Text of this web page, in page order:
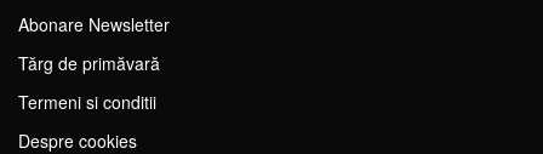
Abonare Newsletter
Tărg de primăvară
Termeni si conditii
Despre cookies